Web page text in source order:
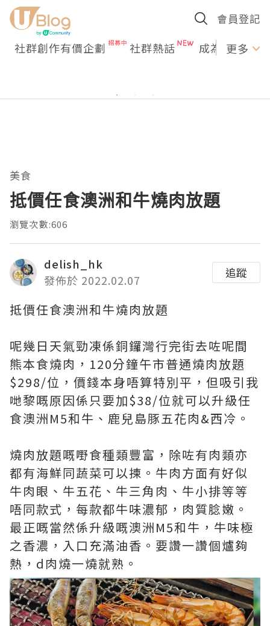
會員登記
社群創作有價企劃 社群熱話 成為U更多
美食
抵價任食澳洲和牛燒肉放題
瀏覽次數:606
delish_hk
發佈於 2022.02.07
追蹤
抵價任食澳洲和牛燒肉放題
呢幾日天氣勁凍係銅鑼灣行完街去咗呢間
熊本食燒肉，120分鐘午市普通燒肉放題
$298/位，價錢本身唔算特別平，但吸引我
哋黎嘅原因係只要加$38/位就可以升級任
食澳洲M5和牛、鹿兒島豚五花肉&西冷。
燒肉放題嘅嘢食種類豐富，除咗有肉類亦
都有海鮮同蔬菜可以揀。牛肉方面有好似
牛肉眼、牛五花、牛三角肉、牛小排等等
唔同款式，每款都牛味濃郁，肉質腍嫩。
最正嘅當然係升級嘅澳洲M5和牛，牛味極
之香濃，入口充滿油香。要讚一讚個爐夠
熱，d肉燒一燒就熟。